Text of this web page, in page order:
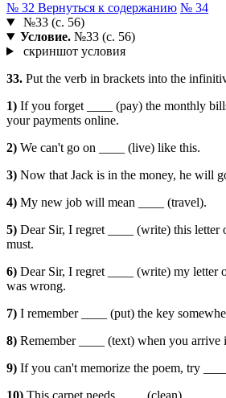
№ 32 Вернуться к содержанию № 34
№33 (с. 56)
Условие.№33 (с. 56)
скриншот условия
33. Put the verb in brackets into the
1) If you forget ____ (pay) the monthly
your payments online.
2) We can't go on ____ (live) like this.
3) Now that Jack is in the money, he will
4) My new job will mean ____ (travel).
5) Dear Sir, I regret ____ (write) this
must.
6) Dear Sir, I regret ____ (write) my letter
was wrong.
7) I remember ____ (put) the key
8) Remember ____ (text) when you arrive
9) If you can't memorize the poem, try
10) This carpet needs ____ (clean).